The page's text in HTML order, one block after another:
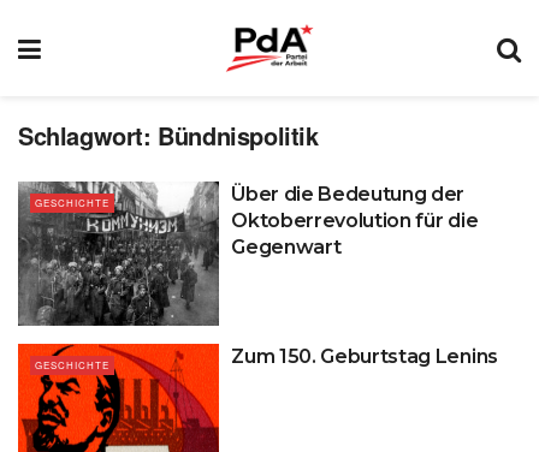
Schlagwort: Bündnispolitik
GESCHICHTE
Über die Bedeutung der
Oktoberrevolution für die
Gegenwart
GESCHICHTE Zum 150. Geburtstag Lenins